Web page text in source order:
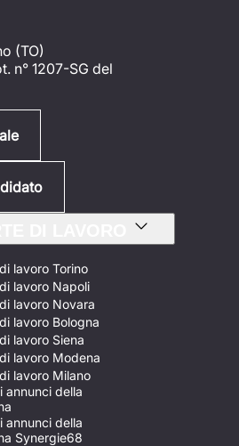
(TO)
n° 1207-SG del
lavoro Torino
lavoro Napoli
lavoro Novara
lavoro Bologna
lavoro Siena
lavoro Modena
lavoro Milano
annunci della
annunci della
Synergie68